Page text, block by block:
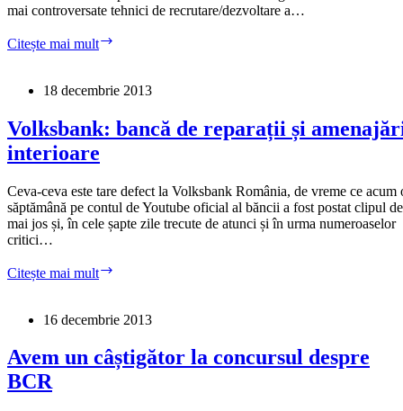
mai controversate tehnici de recrutare/dezvoltare a…
Citește mai mult
internship
sclavie
18 decembrie 2013
Volksbank: bancă de reparații și
interioare
Ceva-ceva este tare defect la Volksbank România, de vreme ce acum
săptămână pe contul de Youtube oficial al băncii a fost postat clipul de
mai jos și, în cele șapte zile trecute de atunci și în urma numeroaselor
critici…
Citește mai mult
reparații
amenajări
interioare
16 decembrie 2013
Avem un câștigător la concursul despre
BCR